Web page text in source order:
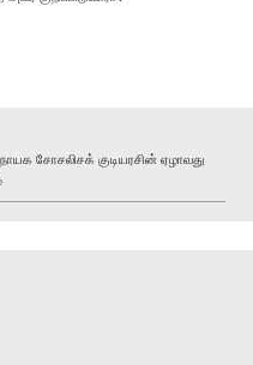
சோசலிசக் குடியரசின் ஏழாவது